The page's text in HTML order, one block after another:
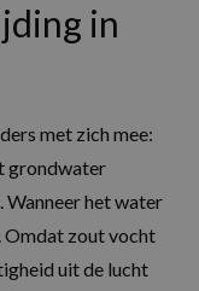
in
met zich mee:
grondwater
Wanneer het water
Omdat zout vocht
uit de lucht